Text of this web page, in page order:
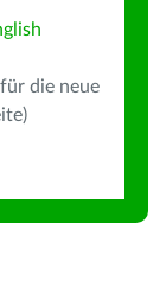
für die neue